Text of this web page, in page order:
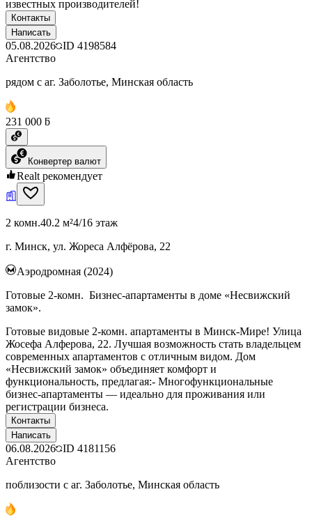
известных производителей!
Контакты
Написать
05.08.2026 ID 4198584
Агентство
рядом с аг. Заболотье, Минская область
231 000 ƃ
Конвертер валют
Realt рекомендует
2 комн.40.2 м²4/16 этаж
г. Минск, ул. Жореса Алфёрова, 22
Аэродромная (2024)
Готовые 2-комн. Бизнес-апартаменты в доме «Несвижский
замок».
Готовые видовые 2-комн. апартаменты в Минск-Мире! Улица
Жосефа Алферова, 22. Лучшая возможность стать владельцем
современных апартаментов с отличным видом. Дом
«Несвижский замок» объединяет комфорт и
функциональность, предлагая:- Многофункциональные
бизнес-апартаменты — идеально для проживания или
регистрации бизнеса.
Контакты
Написать
06.08.2026 ID 4181156
Агентство
поблизости с аг. Заболотье, Минская область